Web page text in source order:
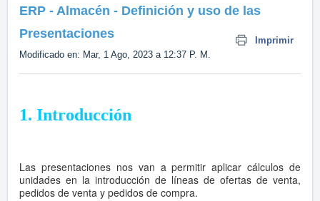
ERP - Almacén - Definición y uso de las
Presentaciones
Imprimir
Modificado en: Mar, 1 Ago, 2023 a 12:37 P. M.
1. Introducción
Las presentaciones nos van a permitir aplicar cálculos de
unidades en la introducción de líneas de ofertas de venta,
pedidos de venta y pedidos de compra.